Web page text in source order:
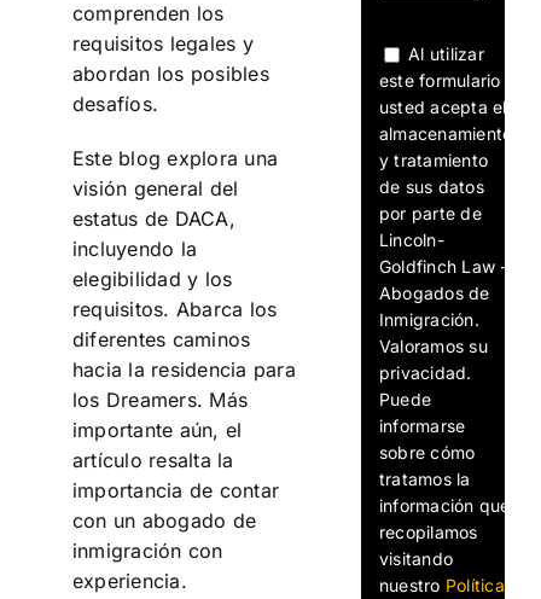
comprenden los
requisitos legales y
abordan los posibles
desafíos.
Este blog explora una
visión general del
estatus de DACA,
incluyendo la
elegibilidad y los
requisitos. Abarca los
diferentes caminos
hacia la residencia para
los Dreamers. Más
importante aún, el
artículo resalta la
importancia de contar
con un abogado de
inmigración con
experiencia.
Al utilizar
este formulario
usted acepta el
almacenamiento
y tratamiento
de sus datos
por parte de
Lincoln-
Goldfinch Law -
Abogados de
Inmigración.
Valoramos su
privacidad.
Puede
informarse
sobre cómo
tratamos la
información que
recopilamos
visitando
nuestro Política